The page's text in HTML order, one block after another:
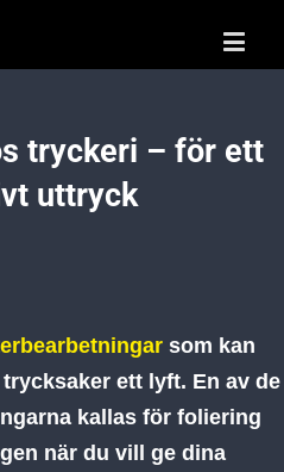
tryckeri – för ett
uttryck
som kan
ett lyft. En av de
kallas för foliering
när du vill ge dina